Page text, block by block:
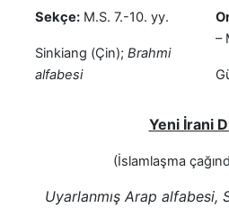
Sekçe: M.S. 7.-10. yy.
Sinkiang (Çin);Brahmi
alfabesi
–
Yeni İrani
(İslamlaşma
Uyarlanmış Arap alfabesi,